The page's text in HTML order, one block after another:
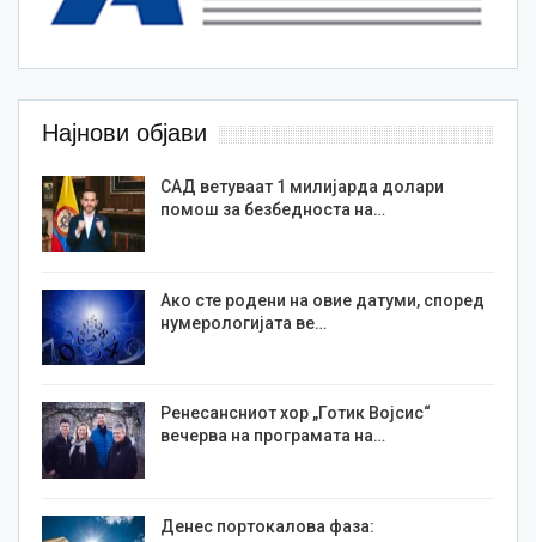
Најнови објави
САД ветуваат 1 милијарда долари
помош за безбедноста на…
Ако сте родени на овие датуми, според
нумерологијата ве…
Ренесансниот хор „Готик Војсис“
вечерва на програмата на…
Денес портокалова фаза: